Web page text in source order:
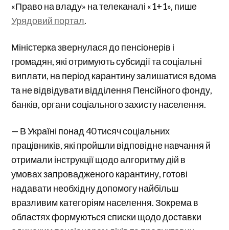
«Право на владу» на телеканалі «1+1», пише
Урядовий портал.
Міністерка звернулася до пенсіонерів і
громадян, які отримують субсидії та соціальні
виплати, на період карантину залишатися вдома
та не відвідувати відділення Пенсійного фонду,
банків, органи соціального захисту населення.
— В Україні понад 40 тисяч соціальних
працівників, які пройшли відповідне навчання й
отримали інструкції щодо алгоритму дій в
умовах запровадженого карантину, готові
надавати необхідну допомогу найбільш
вразливим категоріям населення. Зокрема в
областях формуються списки щодо доставки